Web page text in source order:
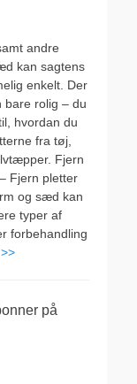
andre
kan sagtens
enkelt. Der
bare rolig – du
hvordan du
fra tøj,
Fjern
Fjern pletter
og sæd kan
typer af
forbehandling
på